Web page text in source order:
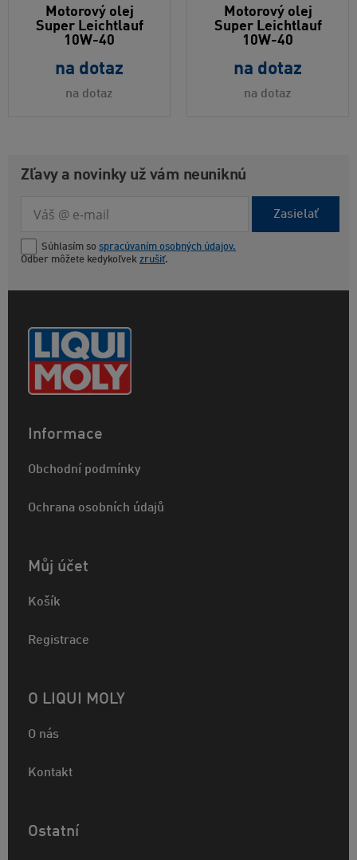
Motorový olej
Super Leichtlauf
10W-40
na dotaz
na dotaz
Motorový olej
Super Leichtlauf
10W-40
na dotaz
na dotaz
Zľavy a novinky už vám neuniknú
Zasielať
Súhlasím so spracúvaním osobných údajov.
Odber môžete kedykoľvek zrušiť.
Informace
Obchodní podmínky
Ochrana osobních údajů
Můj účet
Košík
Registrace
O LIQUI MOLY
O nás
Kontakt
Ostatní